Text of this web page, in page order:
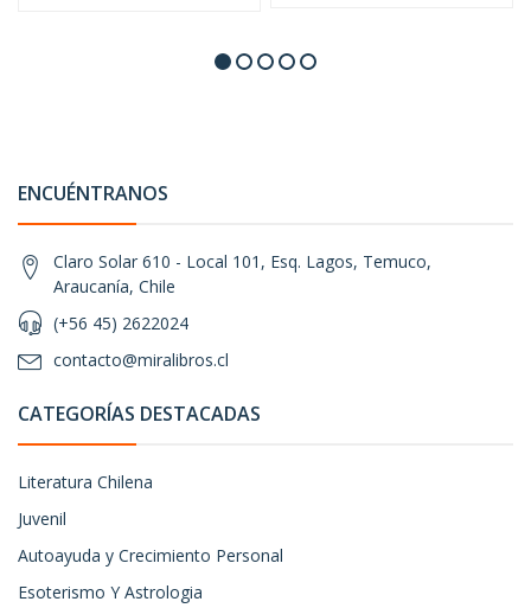
ENCUÉNTRANOS
Claro Solar 610 - Local 101, Esq. Lagos, Temuco,
Araucanía, Chile
(+56 45) 2622024
contacto@miralibros.cl
CATEGORÍAS DESTACADAS
Literatura Chilena
Juvenil
Autoayuda y Crecimiento Personal
Esoterismo Y Astrologia